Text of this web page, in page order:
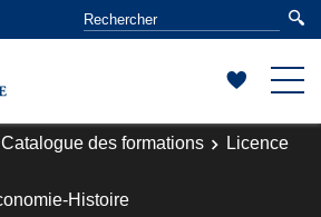
Catalogue des formations
Licence
Histoire